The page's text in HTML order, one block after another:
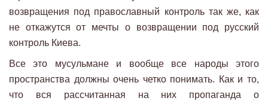
возвращения под православный контроль так же, как
не откажутся от мечты о возвращении под русский
контроль Киева.
Все это мусульмане и вообще все народы этого
пространства должны очень четко понимать. Как и то,
что вся рассчитанная на них пропаганда о